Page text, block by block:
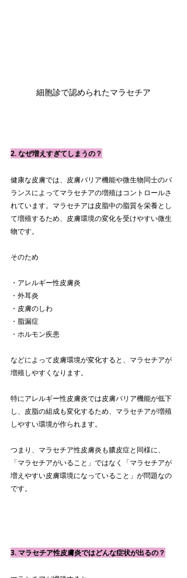
細胞診で認められたマラセチア
2. なぜ増えすぎてしまうの？
健康な皮膚では、皮膚バリア機能や微生物同士のバ
ランスによってマラセチアの増殖はコントロールさ
れています。マラセチアは皮脂中の脂質を栄養とし
て増殖するため、皮膚環境の変化を受けやすい微生
物です。
そのため
・アレルギー性皮膚炎
・外耳炎
・皮膚のしわ
・脂漏症
・ホルモン疾患
などによって皮膚環境が変化すると、マラセチアが
増殖しやすくなります。
特にアレルギー性皮膚炎では皮膚バリア機能が低下
し、皮脂の組成も変化するため、マラセチアが増殖
しやすい環境が作られます。
つまり、マラセチア性皮膚炎も膿皮症と同様に、
「マラセチアがいること」ではなく「マラセチアが
増えやすい皮膚環境になっていること」が問題なの
です。
3. マラセチア性皮膚炎ではどんな症状が出るの？